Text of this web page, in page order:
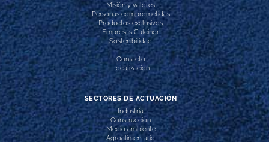
Misión y valores
Personas comprometidas
Productos exclusivos
Empresas Calcinor
Sostenibilidad
Contacto
Localización
SECTORES DE ACTUACIÓN
Industria
Construcción
Medio ambiente
Agroalimentario